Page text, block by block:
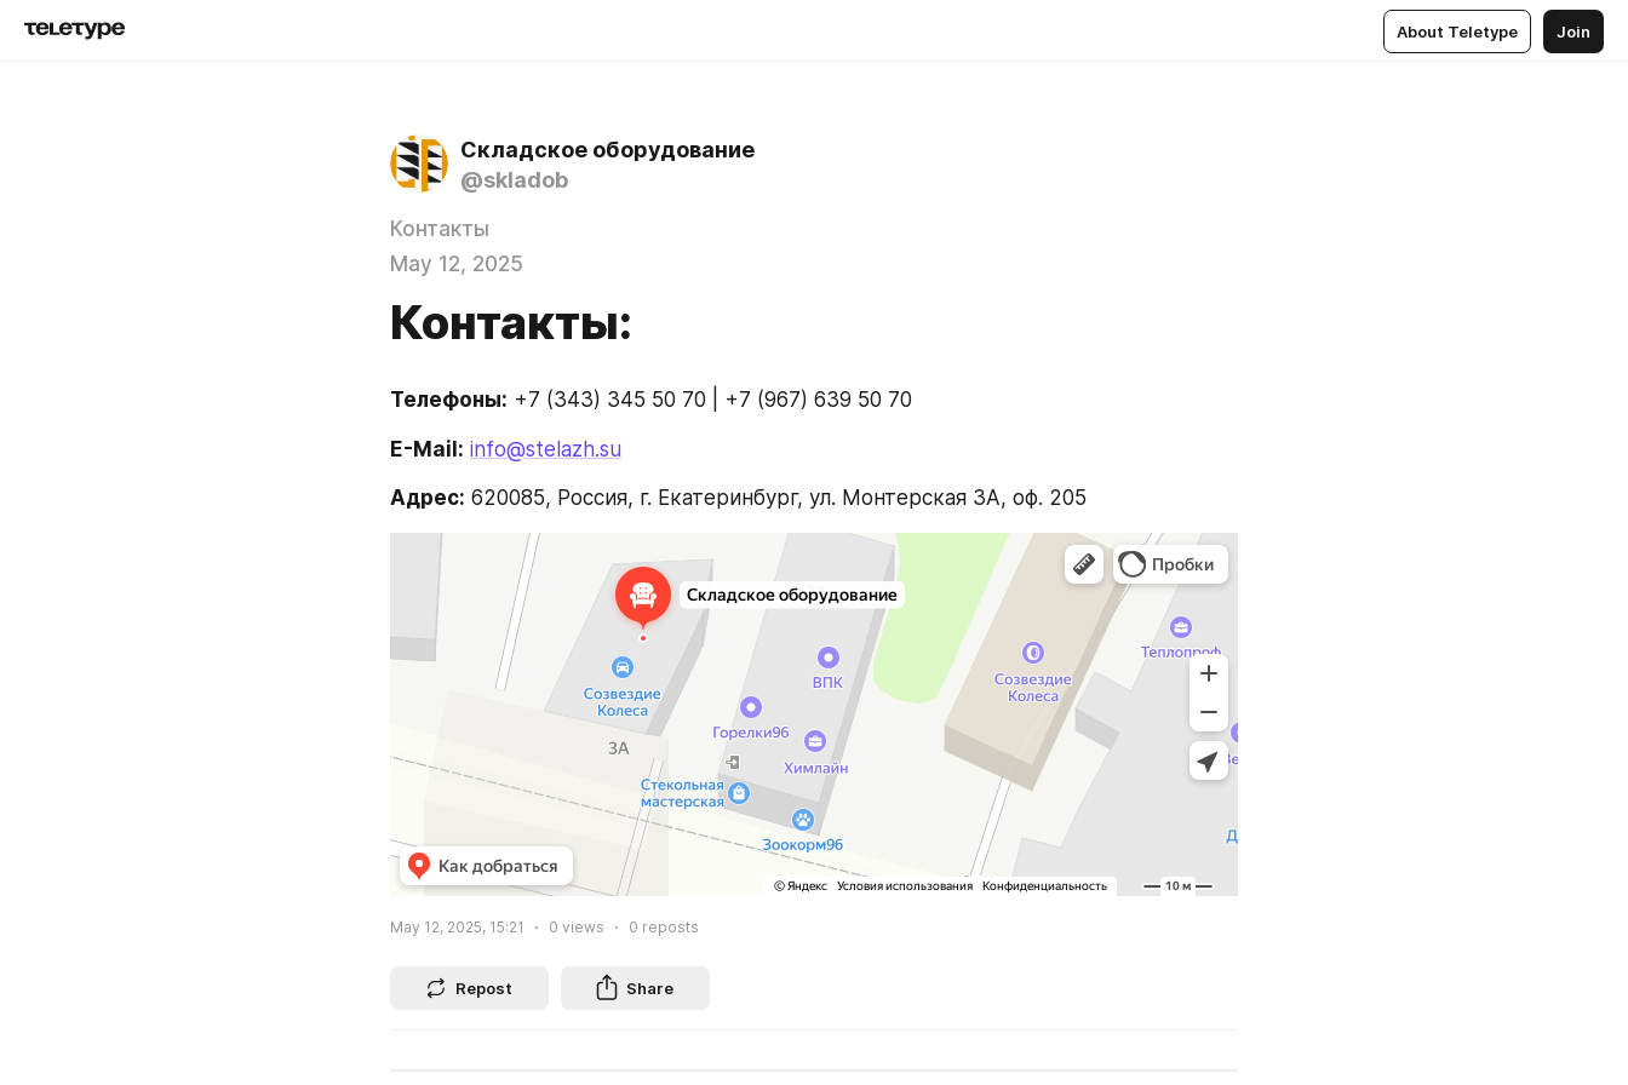
About Teletype Join
Складское оборудование
@skladob
Контакты
May 12, 2025
Контакты:
Телефоны: +7 (343) 345 50 70 | +7 (967) 639 50 70
E-Mail: info@stelazh.su
Адрес: 620085, Россия, г. Екатеринбург, ул. Монтерская 3А, оф. 205
May 12, 2025, 15:21 0 views 0 reposts
Repost Share